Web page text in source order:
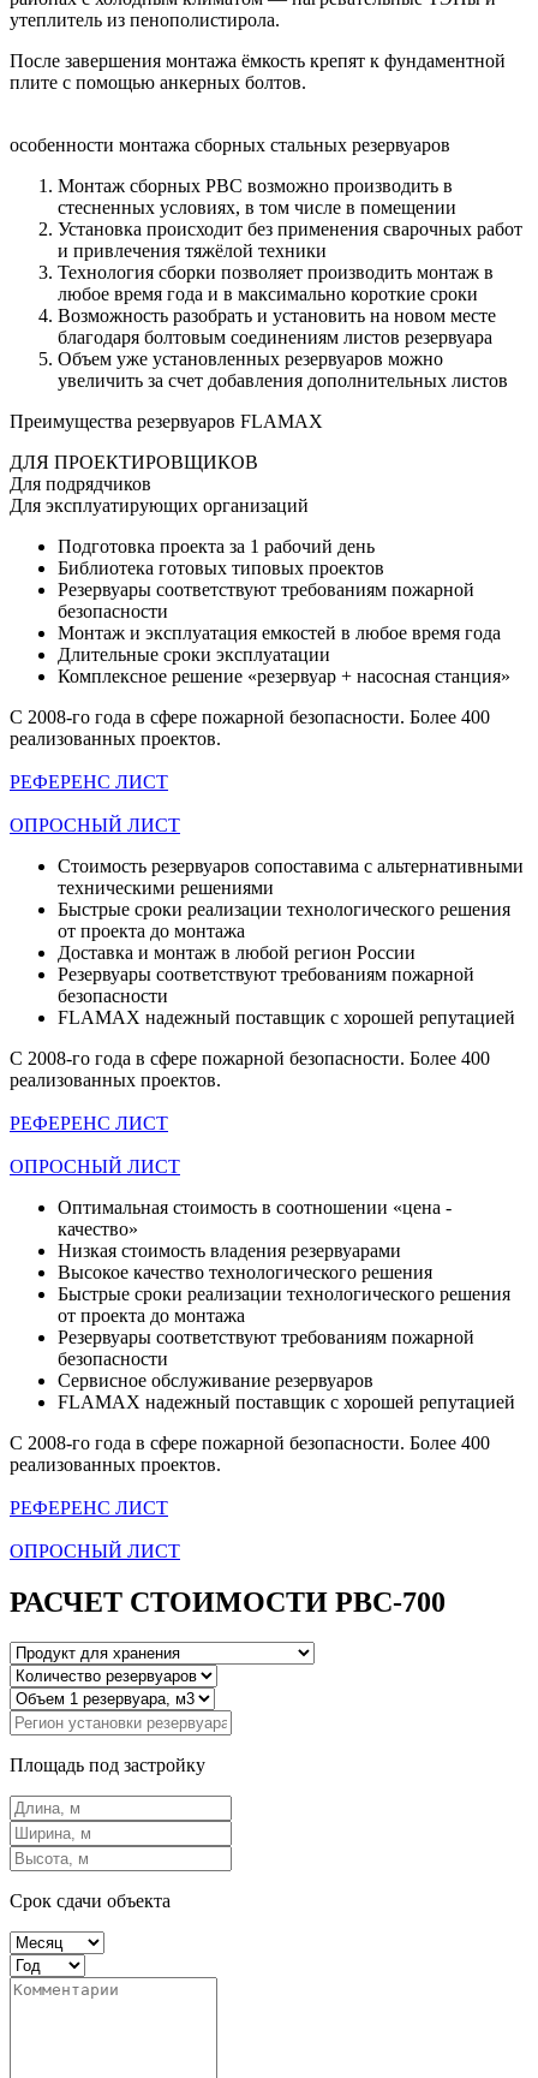
утеплитель из пенополистирола.
После завершения монтажа ёмкость крепят к фундаментной
плите с помощью анкерных болтов.
особенности монтажа сборных стальных резервуаров
Монтаж сборных РВС возможно производить в
стесненных условиях, в том числе в помещении
Установка происходит без применения сварочных работ
и привлечения тяжёлой техники
Технология сборки позволяет производить монтаж в
любое время года и в максимально короткие сроки
Возможность разобрать и установить на новом месте
благодаря болтовым соединениям листов резервуара
Объем уже установленных резервуаров можно
увеличить за счет добавления дополнительных листов
Преимущества резервуаров FLAMAX
ДЛЯ ПРОЕКТИРОВЩИКОВ
Для подрядчиков
Для эксплуатирующих организаций
Подготовка проекта за 1 рабочий день
Библиотека готовых типовых проектов
Резервуары соответствуют требованиям пожарной
безопасности
Монтаж и эксплуатация емкостей в любое время года
Длительные сроки эксплуатации
Комплексное решение «резервуар + насосная станция»
C 2008-го года в сфере пожарной безопасности. Более 400
реализованных проектов.
РЕФЕРЕНС ЛИСТ
ОПРОСНЫЙ ЛИСТ
Стоимость резервуаров сопоставима с альтернативными
техническими решениями
Быстрые сроки реализации технологического решения
от проекта до монтажа
Доставка и монтаж в любой регион России
Резервуары соответствуют требованиям пожарной
безопасности
FLAMAX надежный поставщик с хорошей репутацией
C 2008-го года в сфере пожарной безопасности. Более 400
реализованных проектов.
РЕФЕРЕНС ЛИСТ
ОПРОСНЫЙ ЛИСТ
Оптимальная стоимость в соотношении «цена -
качество»
Низкая стоимость владения резервуарами
Высокое качество технологического решения
Быстрые сроки реализации технологического решения
от проекта до монтажа
Резервуары соответствуют требованиям пожарной
безопасности
Сервисное обслуживание резервуаров
FLAMAX надежный поставщик с хорошей репутацией
C 2008-го года в сфере пожарной безопасности. Более 400
реализованных проектов.
РЕФЕРЕНС ЛИСТ
ОПРОСНЫЙ ЛИСТ
РАСЧЕТ СТОИМОСТИ РВС-700
Площадь под застройку
Срок сдачи объекта